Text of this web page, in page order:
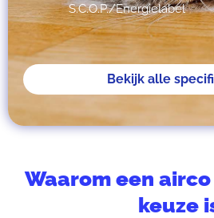
S.C.O.P./Energielabel
Bekijk alle
Waarom een
keuze